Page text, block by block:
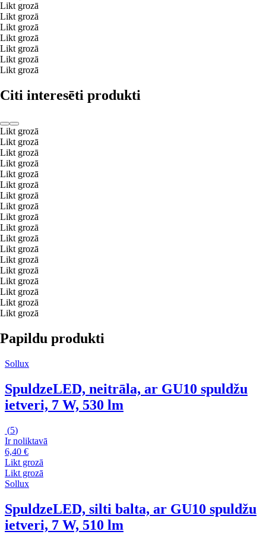
Likt grozā
Likt grozā
Likt grozā
Likt grozā
Likt grozā
Likt grozā
Likt grozā
Citi interesēti produkti
Likt grozā
Likt grozā
Likt grozā
Likt grozā
Likt grozā
Likt grozā
Likt grozā
Likt grozā
Likt grozā
Likt grozā
Likt grozā
Likt grozā
Likt grozā
Likt grozā
Likt grozā
Likt grozā
Likt grozā
Likt grozā
Papildu produkti
Sollux
SpuldzeLED, neitrāla, ar GU10 spuldžu
ietveri, 7 W, 530 lm
(5)
Ir noliktavā
6,40 €
Likt grozā
Likt grozā
Sollux
SpuldzeLED, silti balta, ar GU10 spuldžu
ietveri, 7 W, 510 lm